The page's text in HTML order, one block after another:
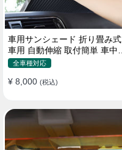
車用サンシェード 折り畳み式
車用 自動伸縮 取付簡単 車中泊
紫外線UVカット 仮眠 断熱
全車種対応
¥ 8,000 (税込)